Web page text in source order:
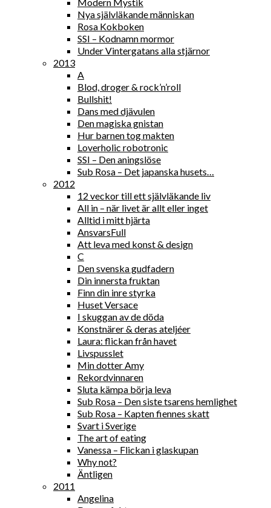
Nya självläkande människan
Rosa Kokboken
SSI – Kodnamn mormor
Under Vintergatans alla stjärnor
2013
A
Blod, droger & rock’n’roll
Bullshit!
Dans med djävulen
Den magiska gnistan
Hur barnen tog makten
Loverholic robotronic
SSI – Den aningslöse
Sub Rosa – Det japanska husets…
2012
12 veckor till ett självläkande liv
All in – när livet är allt eller inget
Alltid i mitt hjärta
AnsvarsFull
Att leva med konst & design
C
Den svenska gudfadern
Din innersta fruktan
Finn din inre styrka
Huset Versace
I skuggan av de döda
Konstnärer & deras ateljéer
Laura: flickan från havet
Livspusslet
Min dotter Amy
Rekordvinnaren
Sluta kämpa börja leva
Sub Rosa – Den siste tsarens hemlighet
Sub Rosa – Kapten fiennes skatt
Svart i Sverige
The art of eating
Vanessa – Flickan i glaskupan
Why not?
Äntligen
2011
Angelina